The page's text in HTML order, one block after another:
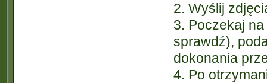
2. Wyślij
3. Poczekaj
sprawdź),
dokonania
4. Po